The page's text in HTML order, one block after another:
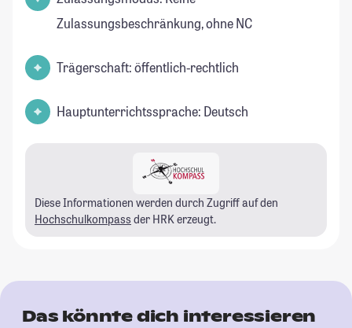
Zulassungsbeschränkung, ohne NC
Trägerschaft: öffentlich-rechtlich
Hauptunterrichtssprache: Deutsch
Diese Informationen werden durch Zugriff auf den
Hochschulkompass der HRK erzeugt.
Das könnte dich interessieren